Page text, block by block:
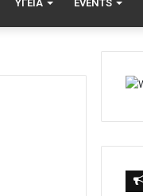
ΥΓΕΊΑ EVENTS